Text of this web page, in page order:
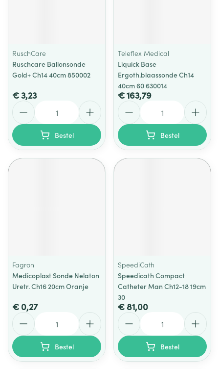
RuschCare
Ruschcare Ballonsonde
Gold+ Ch14 40cm 850002
€ 3,23
Bestel
Teleflex Medical
Liquick Base
Ergoth.blaassonde Ch14
40cm 60 630014
€ 163,79
Bestel
Fagron
Medicoplast Sonde Nelaton
Uretr. Ch16 20cm Oranje
€ 0,27
Bestel
SpeediCath
Speedicath Compact
Catheter Man Ch12-18 19cm
30
€ 81,00
Bestel